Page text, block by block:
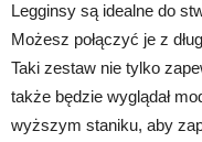
Legginsy są idealne do
Możesz połączyć je z
Taki zestaw nie tylko
także będzie wyglądał
wyższym staniku, aby